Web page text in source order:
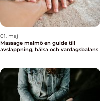
01. maj
Massage malmö en guide till
avslappning, hälsa och vardagsbalans